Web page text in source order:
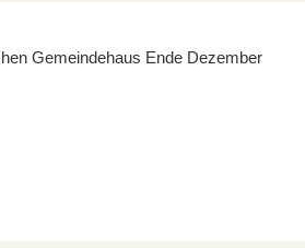
Gemeindehaus Ende Dezember